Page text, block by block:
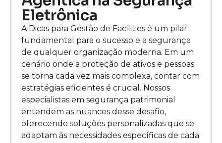
Eletrônica
A Dicas para Gestão de Facilities é um pilar
fundamental para o sucesso e a segurança
de qualquer organização moderna. Em um
cenário onde a proteção de ativos e pessoas
se torna cada vez mais complexa, contar com
estratégias eficientes é crucial. Nossos
especialistas em segurança patrimonial
entendem as nuances desse desafio,
oferecendo soluções personalizadas que se
adaptam às necessidades específicas de cada